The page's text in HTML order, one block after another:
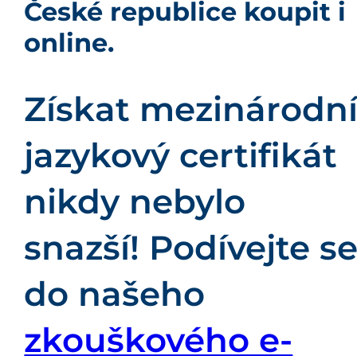
České republice koupit i
online.
Získat
jazykový certifikát
nikdy nebylo
snazší! Podívejte
do našeho
zkouškového e-